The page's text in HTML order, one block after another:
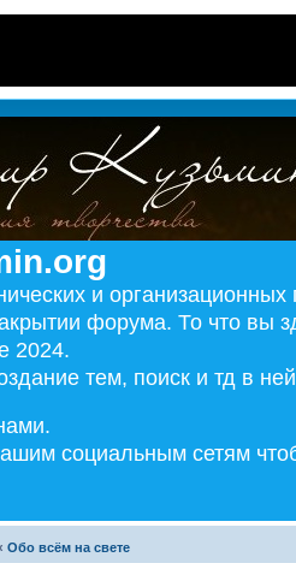
и
форума. То что вы
2024.
тем, поиск и тд в
социальным сетям
‹ Обо всём на свете